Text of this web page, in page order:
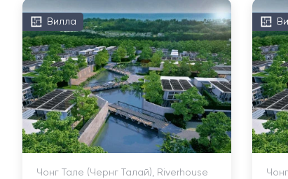
Вилла
Чонг Тале (Чернг Талай), Riverhouse